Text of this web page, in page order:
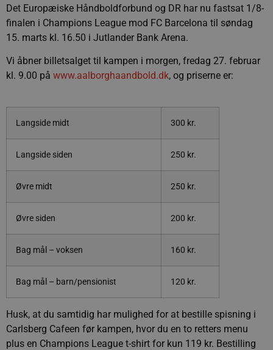
Det Europæiske Håndboldforbund og DR har nu fastsat 1/8-
finalen i Champions League mod FC Barcelona til søndag
15. marts kl. 16.50 i Jutlander Bank Arena.
Vi åbner billetsalget til kampen i morgen, fredag 27. februar
kl. 9.00 på www.aalborghaandbold.dk, og priserne er:
Langside midt 300 kr.
Langside siden 250 kr.
Øvre midt 250 kr.
Øvre siden 200 kr.
Bag mål – voksen 160 kr.
Bag mål – barn/pensionist 120 kr.
Husk, at du samtidig har mulighed for at bestille spisning i
Carlsberg Cafeen før kampen, hvor du en to retters menu
plus en Champions League t-shirt for kun 119 kr. Bestilling